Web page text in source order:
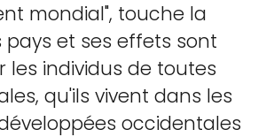
mondial", touche la
pays et ses effets sont
les individus de toutes
qu'ils vivent dans les
occidentales